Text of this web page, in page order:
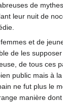
de
leur nuit de
et de
de les
de tous ces
public mais à
ne fut plus le
manière